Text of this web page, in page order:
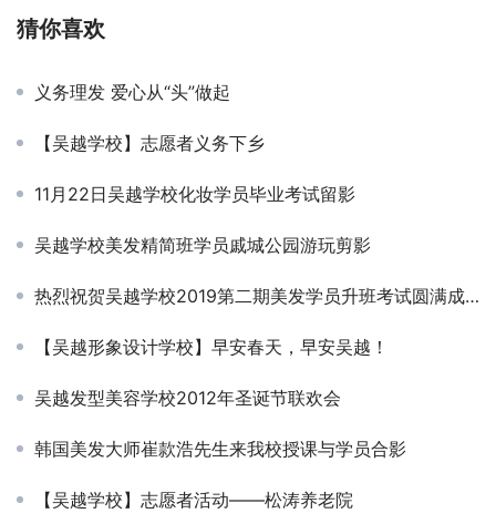
猜你喜欢
义务理发 爱心从“头”做起
【吴越学校】志愿者义务下乡
11月22日吴越学校化妆学员毕业考试留影
吴越学校美发精简班学员戚城公园游玩剪影
热烈祝贺吴越学校2019第二期美发学员升班考试圆满成功
【吴越形象设计学校】早安春天，早安吴越！
吴越发型美容学校2012年圣诞节联欢会
韩国美发大师崔款浩先生来我校授课与学员合影
【吴越学校】志愿者活动——松涛养老院